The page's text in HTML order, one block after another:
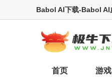
Babol AI下载-Babol AI
首页 游戏